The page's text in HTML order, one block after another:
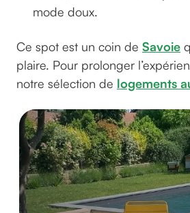
mode doux.
Ce spot est un coin de Savoie
plaire. Pour prolonger
notre sélection de logements